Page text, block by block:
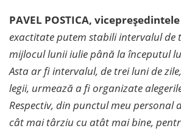
PAVEL POSTICA, vicepreședintele
exactitate putem stabili intervalul de
mijlocul lunii iulie până la începutul
Asta ar fi intervalul, de trei luni de
legii, urmează a fi organizate
Respectiv, din punctul meu personal
cât mai târziu cu atât mai bine,